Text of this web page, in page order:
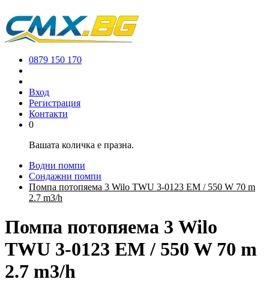
0879 150 170
Вход
Регистрация
Контакти
0
Вашата количка е празна.
Водни помпи
Сондажни помпи
Помпа потопяема 3 Wilo TWU 3-0123 EM / 550 W 70 m
2.7 m3/h
Помпа потопяема 3 Wilo
TWU 3-0123 EM / 550 W 70 m
2.7 m3/h